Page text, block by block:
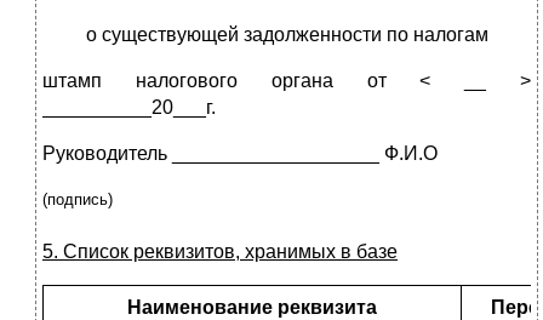
о существующей задолженности по налогам
штамп налогового органа от < __ >
__________20___г.
Руководитель ___________________ Ф.И.О
(подпись)
5. Список реквизитов, хранимых в базе
Наименование реквизита